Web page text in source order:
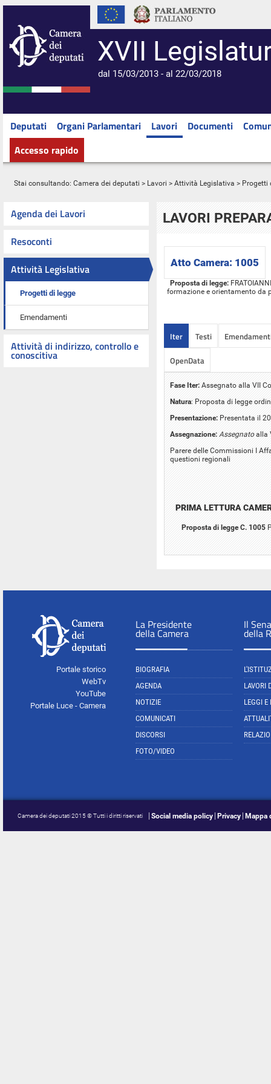
XVII
dal 15/03/2013 - al 22/03/2018
Deputati Organi Parlamentari Lavori Documenti
Accesso rapido
Stai consultando: Camera dei deputati > Lavori > Attività Legislativa > Progetti
Agenda dei Lavori
Resoconti
Attività Legislativa
Progetti di legge
Emendamenti
Attività di indirizzo, controllo e
conoscitiva
LAVORI
Atto Camera: 1005
Proposta di legge:
formazione e orientamento da
Iter Testi
OpenData
Fase Iter: Assegnato alla VII
Natura: Proposta di legge
Presentazione: Presentata il
Assegnazione: Assegnatoalla
Parere delle Commissioni I
questioni regionali
PRIMA LETTURA
Proposta di legge C. 1005
Portale storico
WebTv
YouTube
Portale Luce - Camera
La Presidente
della Camera
BIOGRAFIA
AGENDA
NOTIZIE
COMUNICATI
DISCORSI
FOTO/VIDEO
Il
della
LAVORI
LEGGI E
Camera dei deputati 2015 © Tutti i diritti riservati Social media policy Privacy Mappa